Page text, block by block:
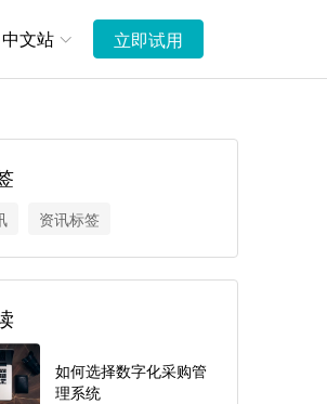
中文站 立即试用
资讯标签
如何选择数字化采购管
理系统